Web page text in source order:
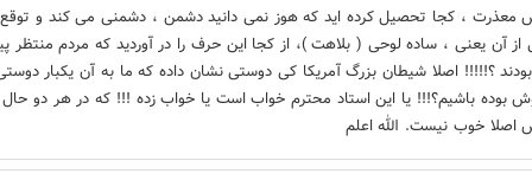
معذرت ، کجا تحصیل کرده اید که هوز نمی دانید دشمن ، دشمنی می کند و توقع
آن یعنی ، ساده لوحی ( بلاهت )، از کجا این حرف را در آوردید که مردم منتظر
؟!!!!! اصلا شیطان بزرگ آمریکا کی دوستی نشان داده که ما به آن یکبار
بوده باشیم؟!!! یا این استاد محترم خواب است یا خواب زده !!! که در هر دو
اصلا خوب نیست. الله اعلم